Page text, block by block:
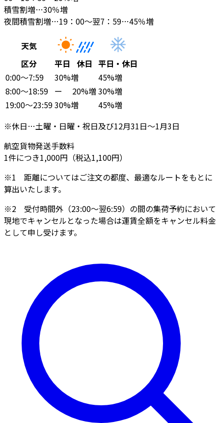
積雪割増…30％増
夜間積雪割増…19：00～翌7：59…45％増
天気
区分
平日 休日 平日・休日
0:00〜7:59
30%増
45%増
8:00〜18:59 ー 20%増 30%増
19:00〜23:5930%増
45%増
※休日…土曜・日曜・祝日及び12月31日〜1月3日
航空貨物発送手数料
1件につき1,000円（税込1,100円）
※1 距離についてはご注文の都度、最適なルートをもとに
算出いたします。
※2 受付時間外（23:00～翌6:59）の間の集荷予約において
現地でキャンセルとなった場合は運賃全額をキャンセル料金
として申し受けます。